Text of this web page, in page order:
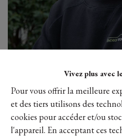
Vivez plus avec
Pour vous offrir la meilleure
et des tiers utilisons des
cookies pour accéder et/ou
l'appareil. En acceptant ces